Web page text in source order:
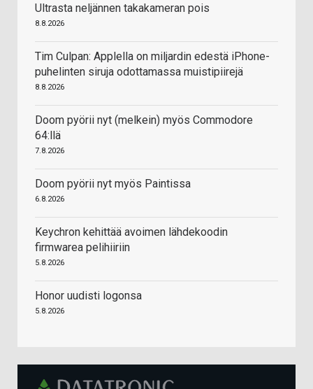
Ultrasta neljännen takakameran pois
8.8.2026
Tim Culpan: Applella on miljardin edestä iPhone-
puhelinten siruja odottamassa muistipiirejä
8.8.2026
Doom pyörii nyt (melkein) myös Commodore
64:llä
7.8.2026
Doom pyörii nyt myös Paintissa
6.8.2026
Keychron kehittää avoimen lähdekoodin
firmwarea pelihiiriin
5.8.2026
Honor uudisti logonsa
5.8.2026